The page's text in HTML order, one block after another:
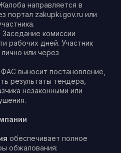
направляется в
портал zakupki.gov.ru или
Заседание комиссии
рабочих дней. Участник
или через
ФАС выносит постановление,
результаты тендера,
незаконными или
обеспечивает полное
обжалования: